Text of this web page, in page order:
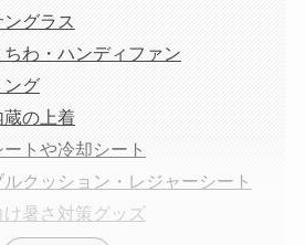
グラス
ちわ・ハンディファン
ング
蔵の上着
トや冷却シート
クッション・レジャーシート
け暑さ対策グッズ